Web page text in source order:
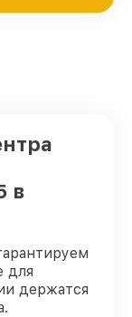
в
для
держатся